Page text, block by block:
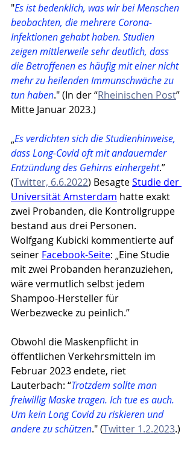
"Es ist bedenklich, was wir bei Menschen
beobachten, die mehrere Corona-
Infektionen gehabt haben. Studien
zeigen mittlerweile sehr deutlich, dass
die Betroffenen es häufig mit einer nicht
mehr zu heilenden Immunschwäche zu
tun haben." (In der “Rheinischen Post”
Mitte Januar 2023.)
„Es verdichten sich die Studienhinweise,
dass Long-Covid oft mit andauernder
Entzündung des Gehirns einhergeht.”
(Twitter, 6.6.2022) Besagte Studie der
Universität Amsterdam hatte exakt
zwei Probanden, die Kontrollgruppe
bestand aus drei Personen.
Wolfgang Kubicki kommentierte auf
seiner Facebook-Seite: „Eine Studie
mit zwei Probanden heranzuziehen,
wäre vermutlich selbst jedem
Shampoo-Hersteller für
Werbezwecke zu peinlich.”
Obwohl die Maskenpflicht in
öffentlichen Verkehrsmitteln im
Februar 2023 endete, riet
Lauterbach: “Trotzdem sollte man
freiwillig Maske tragen. Ich tue es auch.
Um kein Long Covid zu riskieren und
andere zu schützen." (Twitter 1.2.2023.)